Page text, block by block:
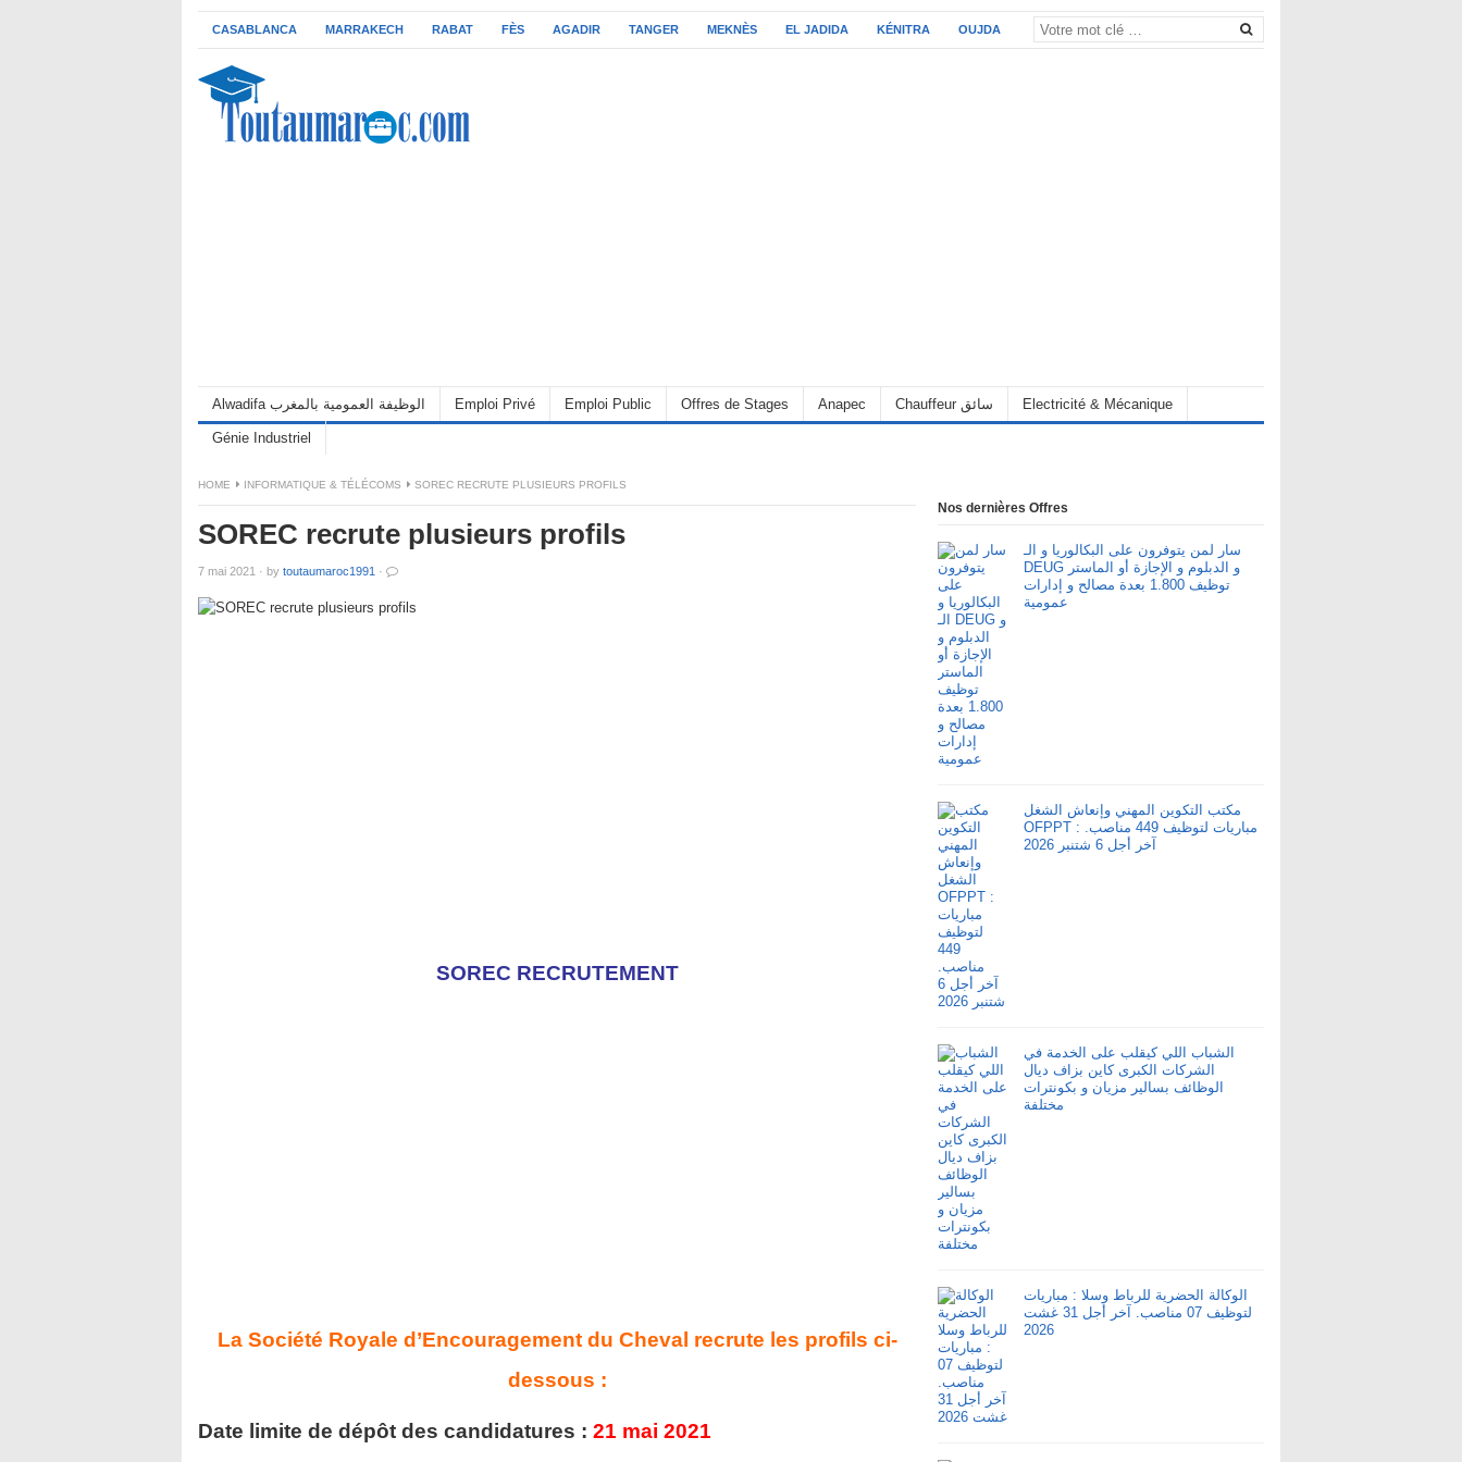
CASABLANCA MARRAKECH RABAT FÈS AGADIR TANGER MEKNÈS EL JADIDA KÉNITRA OUJDA
Alwadifa الوظيفة العمومية بالمغرب Emploi Privé Emploi Public Offres de Stages Anapec Chauffeur سائق Electricité & Mécanique
Génie Industriel
HOME INFORMATIQUE & TÉLÉCOMS SOREC RECRUTE PLUSIEURS PROFILS
SOREC recrute plusieurs profils
7 mai 2021 · by toutaumaroc1991 ·
SOREC RECRUTEMENT
La Société Royale d’Encouragement du Cheval recrute les profils ci-
dessous :
Date limite de dépôt des candidatures : 21 mai 2021
Nos dernières Offres
سار لمن يتوفرون على البكالوريا و الـ
DEUG و الدبلوم و الإجازة أو الماستر
توظيف 1.800 بعدة مصالح و إدارات
عمومية
مكتب التكوين المهني وإنعاش الشغل
OFPPT : مباريات لتوظيف 449 مناصب.
آخر أجل 6 شتنبر 2026
الشباب اللي كيقلب على الخدمة في
الشركات الكبرى كاين بزاف ديال
الوظائف بسالير مزيان و بكونترات
مختلفة
الوكالة الحضرية للرباط وسلا : مباريات
لتوظيف 07 مناصب. آخر أجل 31 غشت
2026